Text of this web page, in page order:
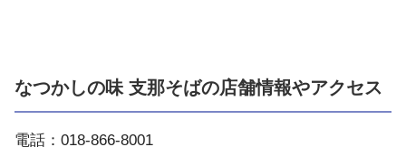
なつかしの味 支那そばの店舗情報やアクセス
電話：018-866-8001